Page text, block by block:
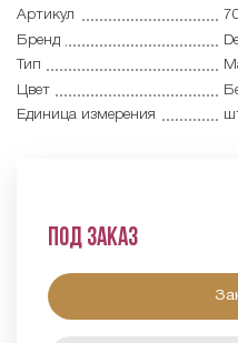
Артикул
Бренд
Тип
Цвет
Единица измерения
Под заказ